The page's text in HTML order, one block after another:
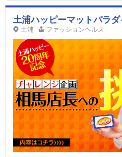
土浦ハッピーマットパラダ
土浦 ファッションヘルス